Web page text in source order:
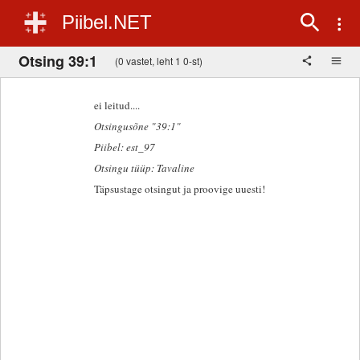
Piibel.NET
Otsing 39:1 (0 vastet, leht 1 0-st)
ei leitud....
Otsingusõne "39:1"
Piibel: est_97
Otsingu tüüp: Tavaline
Täpsustage otsingut ja proovige uuesti!